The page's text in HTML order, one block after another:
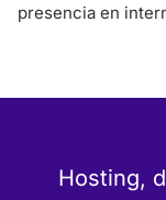
presencia en
Hosting,